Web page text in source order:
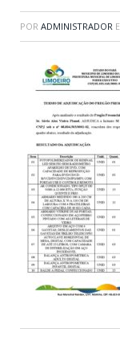
POR ADMINISTRADOR